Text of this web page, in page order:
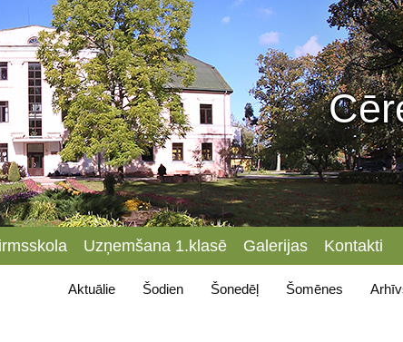
Uzņemšana 1.klasē Galerijas Kontakti
Aktuālie Šodien Šonedēļ Šomēnes